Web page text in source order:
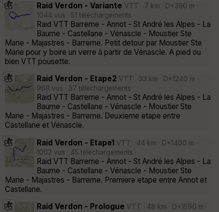
Raid Verdon - Variante VTT · 7 km · D+390 m ·
1044 vus · 51 téléchargements ·
Raid VTT Barreme - Annot - St André les Alpes - La
Baume - Castellane - Vénascle - Moustier Ste
Marie - Majastres - Barreme. Petit detour par Moustier Ste
Marie pour y boire un verre à partir de Vénascle. A pied ou
bien VTT pousette.
Raid Verdon - Etape2 VTT · 33 km · D+1240 m ·
969 vus · 37 téléchargements ·
Raid VTT Barreme - Annot - St André les Alpes - La
Baume - Castellane - Vénascle - Moustier Ste
Marie - Majastres - Barreme. Deuxieme etape entre
Castellane et Vénascle.
Raid Verdon - Etape1 VTT · 44 km · D+1400 m ·
1002 vus · 45 téléchargements ·
Raid VTT Barreme - Annot - St André les Alpes - La
Baume - Castellane - Vénascle - Moustier Ste
Marie - Majastres - Barreme. Premiere etape entre Annot et
Castellane.
Raid Verdon - Prologue VTT · 48 km · D+1590 m ·